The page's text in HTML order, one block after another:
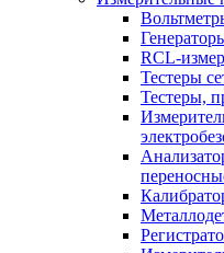
RCL-
Тестеры
Тестеры,